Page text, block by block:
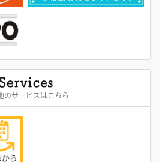
のサービスはこちら